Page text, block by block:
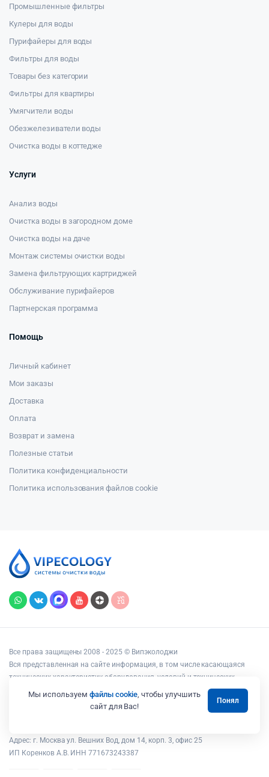
Промышленные фильтры
Кулеры для воды
Пурифайеры для воды
Фильтры для воды
Товары без категории
Фильтры для квартиры
Умягчители воды
Обезжелезиватели воды
Очистка воды в коттедже
Услуги
Анализ воды
Очистка воды в загородном доме
Очистка воды на даче
Монтаж системы очистки воды
Замена фильтрующих картриджей
Обслуживание пурифайеров
Партнерская программа
Помощь
Личный кабинет
Мои заказы
Доставка
Оплата
Возврат и замена
Полезные статьи
Политика конфиденциальности
Политика использования файлов cookie
Все права защищены 2008 - 2025 © Випэколоджи
Вся представленная на сайте информация, в том числе касающаяся
технических характеристик оборудования, условий и технических
возможностей подключения, наличия на складе, стоимости товаров и
услуг, носит информационный характер и ни при каких условиях не
является публичной офертой, определяемой положениями статьи 437
Адрес: г. Москва ул. Вешних Вод, дом 14, корп. 3, офис 25
ИП Коренков А.В. ИНН 771673243387
Мы используем файлы cookie, чтобы улучшить
сайт для Вас!
Понял